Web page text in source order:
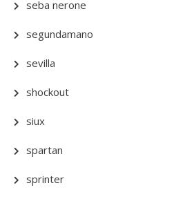
seba nerone
segundamano
sevilla
shockout
siux
spartan
sprinter